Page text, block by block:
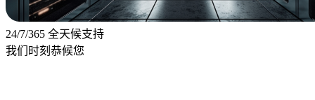
24/7/365 全天候支持
我们时刻恭候您